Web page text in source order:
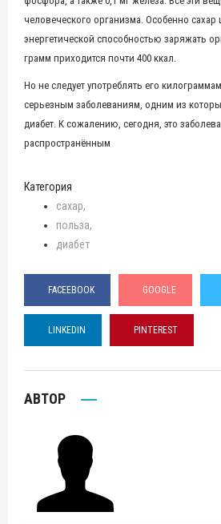
человеческого организма. Особенно сахар
энергетической способностью заряжать
грамм приходится почти 400 ккал.
Но не следует употреблять его
серьезным заболеваниям, одним из
диабет. К сожалению, сегодня, это
распространённым
Категория
сахар
польза
диабет
FACEEBOOK GOOGLE
LINKEDIN PINTEREST
АВТОР